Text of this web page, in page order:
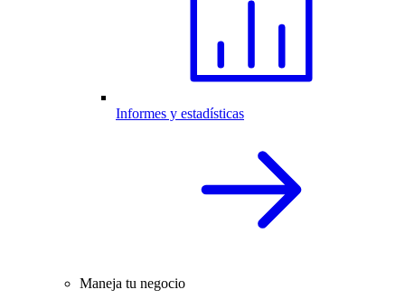
Informes y estadísticas
Maneja tu negocio